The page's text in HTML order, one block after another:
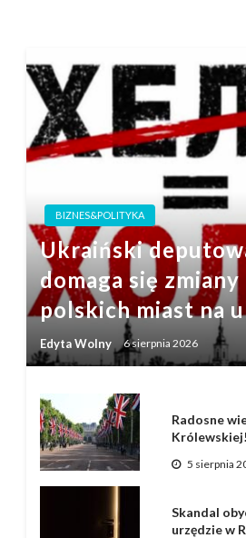
BIZNES&POLITYKA
Ukraiński
domaga się zmiany
polskich miast na
Edyta Wolny 6 sierpnia 2026
Radosne
5 sierpnia
Skandal
urzędzie w